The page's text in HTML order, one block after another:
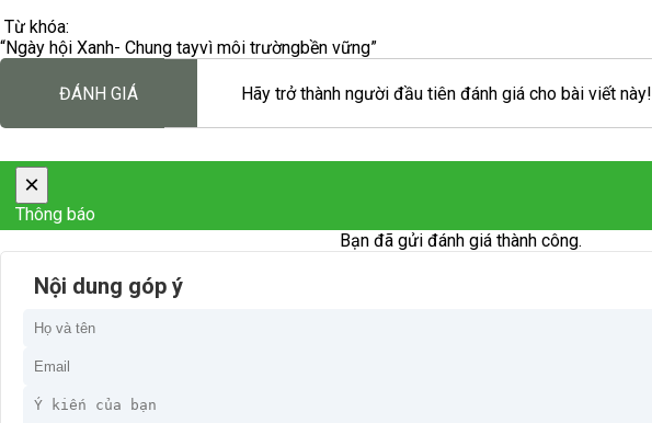
Từ khóa:
“Ngày hội Xanh- Chung tayvì môi trườngbền vững”
ĐÁNH GIÁ Hãy trở thành người đầu tiên đánh giá cho bài viết này!
×
Thông báo
Bạn đã gửi đánh giá thành công.
Nội dung góp ý